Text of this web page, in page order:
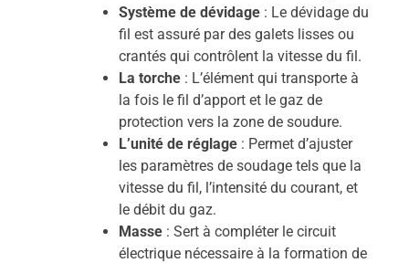
Système de dévidage : Le dévidage du
fil est assuré par des galets lisses ou
crantés qui contrôlent la vitesse du fil.
La torche : L’élément qui transporte à
la fois le fil d’apport et le gaz de
protection vers la zone de soudure.
L’unité de réglage : Permet d’ajuster
les paramètres de soudage tels que la
vitesse du fil, l’intensité du courant, et
le débit du gaz.
Masse : Sert à compléter le circuit
électrique nécessaire à la formation de